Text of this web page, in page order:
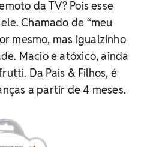
da TV? Pois esse
Chamado de “meu
mesmo, mas igualzinho
Macio e atóxico, ainda
Da Pais & Filhos, é
a partir de 4 meses.